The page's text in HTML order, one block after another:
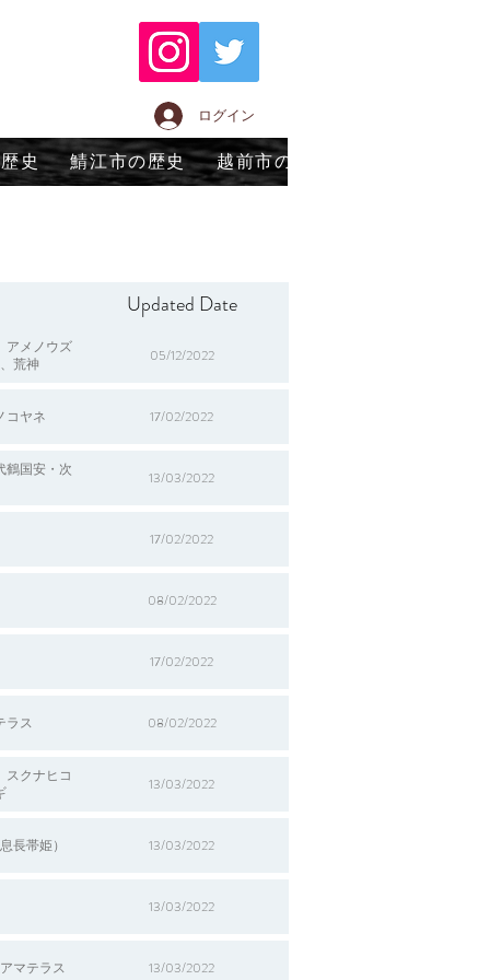
ログイン
史 鯖江市の歴史 越前市の歴史
Updated Date
アメノウズ
荒神
05/12/2022
コヤネ 17/02/2022
鶴国安・次
13/03/2022
17/02/2022
08/02/2022
17/02/2022
ラス 08/02/2022
スクナヒコ
13/03/2022
長帯姫） 13/03/2022
13/03/2022
マテラス 13/03/2022